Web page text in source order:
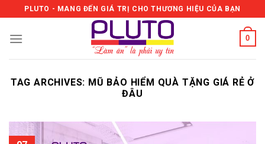
to
content
PLUTO - MANG ĐẾN GIÁ TRỊ CHO THƯƠNG HIỆU CỦA BẠN
0
TAG ARCHIVES: MŨ BẢO HIỂM QUÀ TẶNG GIÁ RẺ Ở
ĐÂU